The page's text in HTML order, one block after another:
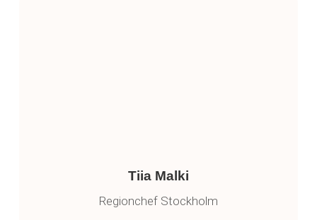
Tiia Malki
Regionchef Stockholm